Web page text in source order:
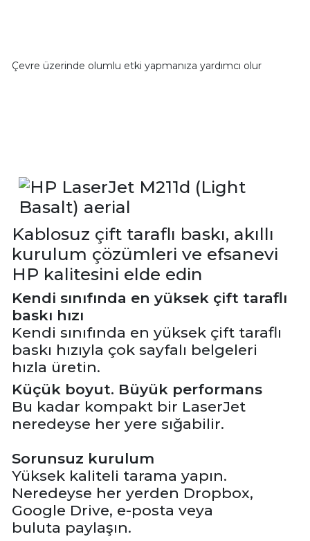
Çevre üzerinde olumlu etki yapmanıza yardımcı olur
Kablosuz çift taraflı baskı, akıllı
kurulum çözümleri ve efsanevi
HP kalitesini elde edin
Kendi sınıfında en yüksek çift taraflı
baskı hızı
Kendi sınıfında en yüksek çift taraflı
baskı hızıyla çok sayfalı belgeleri
hızla üretin.
Küçük boyut. Büyük performans
Bu kadar kompakt bir LaserJet
neredeyse her yere sığabilir.
Sorunsuz kurulum
Yüksek kaliteli tarama yapın.
Neredeyse her yerden Dropbox,
Google Drive, e-posta veya
buluta paylaşın.